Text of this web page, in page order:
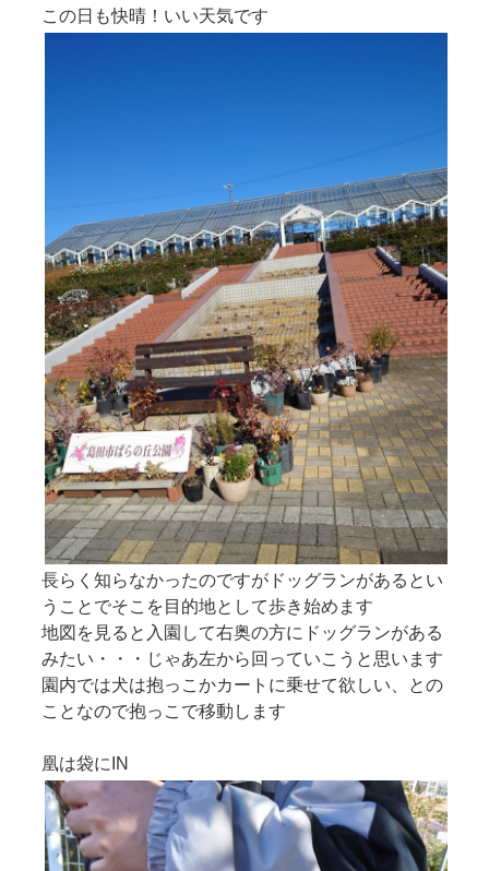
この日も快晴！いい天気です
長らく知らなかったのですがドッグランがあるとい
うことでそこを目的地として歩き始めます
地図を見ると入園して右奥の方にドッグランがある
みたい・・・じゃあ左から回っていこうと思います
園内では犬は抱っこかカートに乗せて欲しい、との
ことなので抱っこで移動します
凰は袋にIN